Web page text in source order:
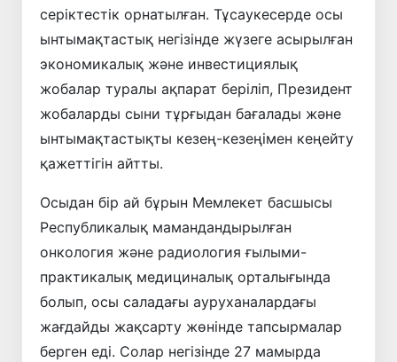
серіктестік орнатылған. Тұсаукесерде осы
ынтымақтастық негізінде жүзеге асырылған
экономикалық және инвестициялық
жобалар туралы ақпарат беріліп, Президент
жобаларды сыни тұрғыдан бағалады және
ынтымақтастықты кезең-кезеңімен кеңейту
қажеттігін айтты.
Осыдан бір ай бұрын Мемлекет басшысы
Республикалық мамандандырылған
онкология және радиология ғылыми-
практикалық медициналық орталығында
болып, осы саладағы ауруханалардағы
жағдайды жақсарту жөнінде тапсырмалар
берген еді. Солар негізінде 27 мамырда